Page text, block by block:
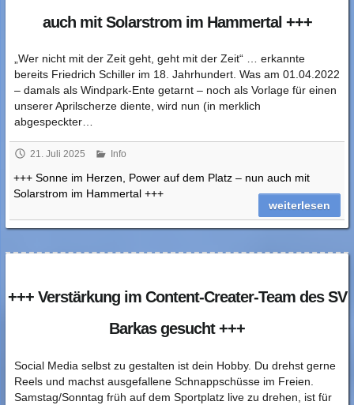
auch mit Solarstrom im Hammertal +++
„Wer nicht mit der Zeit geht, geht mit der Zeit“ … erkannte
bereits Friedrich Schiller im 18. Jahrhundert. Was am 01.04.2022
– damals als Windpark-Ente getarnt – noch als Vorlage für einen
unserer Aprilscherze diente, wird nun (in merklich
abgespeckter…
21. Juli 2025 Info
+++ Sonne im Herzen, Power auf dem Platz – nun auch mit
Solarstrom im Hammertal +++
weiterlesen
+++ Verstärkung im Content-Creater-Team des SV
Barkas gesucht +++
Social Media selbst zu gestalten ist dein Hobby. Du drehst gerne
Reels und machst ausgefallene Schnappschüsse im Freien.
Samstag/Sonntag früh auf dem Sportplatz live zu drehen, ist für